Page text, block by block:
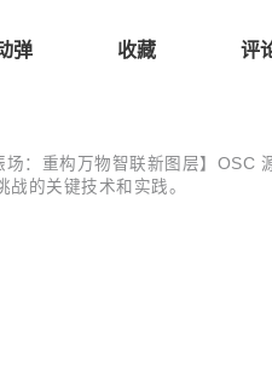
弹 收藏 评
：重构万物智联新图层】
的关键技术和实践。